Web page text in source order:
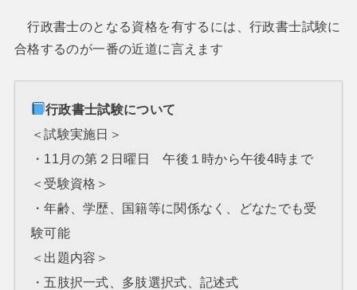
行政書士のとなる資格を有するには、行政書士試験に
合格するのが一番の近道に言えます
行政書士試験について
＜試験実施日＞
・11月の第２日曜日 午後１時から午後4時まで
＜受験資格＞
・年齢、学歴、国籍等に関係なく、どなたでも受
験可能
＜出題内容＞
・五肢択一式、多肢選択式、記述式